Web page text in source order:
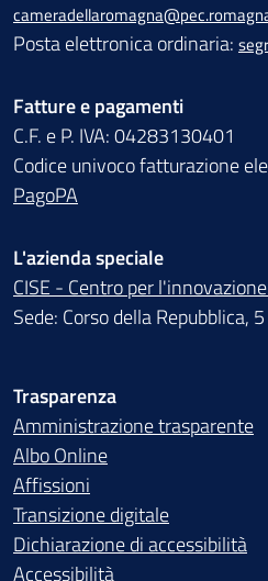
Posta elettronica ordinaria:
Fatture e pagamenti
C.F. e P. IVA: 04283130401
Codice univoco fatturazione
PagoPA
L'azienda speciale
CISE - Centro per
Sede: Corso della Repubblica,
Trasparenza
Amministrazione trasparente
Albo Online
Affissioni
Transizione digitale
Dichiarazione di accessibilità
Accessibilità